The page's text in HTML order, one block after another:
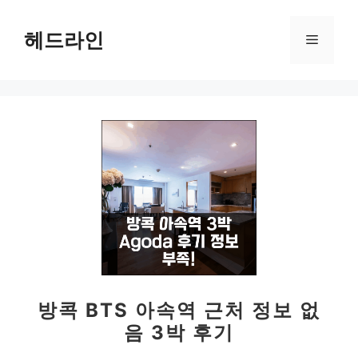
헤드라인 메
방콕 BTS 아속역 근처 정보 없
음 3박 후기